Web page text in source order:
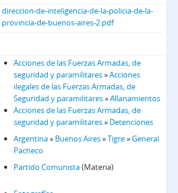
direccion-de-inteligencia-de-la-policia-de-la-
provincia-de-buenos-aires-2.pdf
Acciones de las Fuerzas Armadas, de
seguridad y paramilitares»Acciones
ilegales de las Fuerzas Armadas, de
Seguridad y paramilitares»Allanamientos
Acciones de las Fuerzas Armadas, de
seguridad y paramilitares» Detenciones
Argentina» Buenos Aires»Tigre»General
Pacheco
Partido Comunista(Materia)